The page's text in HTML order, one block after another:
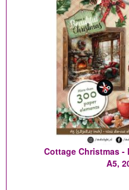
Cottage Christmas -
A5,